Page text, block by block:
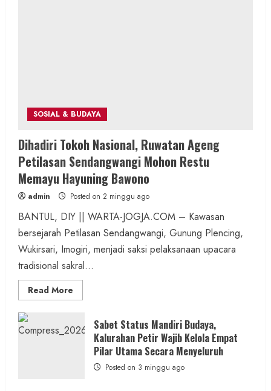
SOSIAL & BUDAYA
Dihadiri Tokoh Nasional, Ruwatan Ageng
Petilasan Sendangwangi Mohon Restu
Memayu Hayuning Bawono
admin Posted on 2 minggu ago
BANTUL, DIY || WARTA-JOGJA.COM – Kawasan
bersejarah Petilasan Sendangwangi, Gunung Plencing,
Wukirsari, Imogiri, menjadi saksi pelaksanaan upacara
tradisional sakral...
Read More
more
Tokoh
Nasional,
Ruwatan
Ageng
Petilasan
Sendangwangi
Mohon
Sabet Status Mandiri Budaya,
Kalurahan Petir Wajib Kelola Empat
Pilar Utama Secara Menyeluruh
Posted on 3 minggu ago